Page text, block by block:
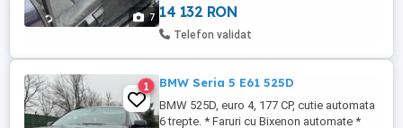
7
Magazie CD * Senzori parcare spate - ...
14 132 RON
Telefon validat
1 BMW Seria 5 E61 525D
BMW 525D, euro 4, 177 CP, cutie automata
6 trepte. * Faruri cu Bixenon automate *